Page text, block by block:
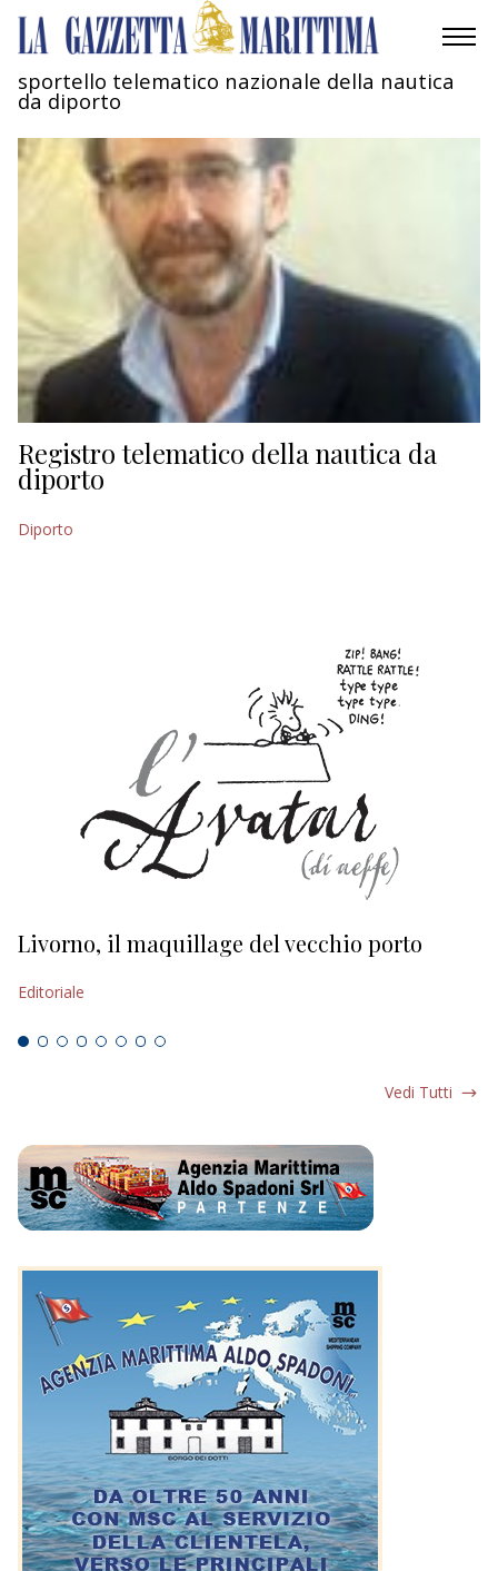
AMBIENTE
MOBILITÀ
INDUSTRIA
ECONOMIA
TURISMO
CULTURA
NAUTICA
EDITORIALI
sportello telematico nazionale della nautica
da diporto
Registro telematico della nautica da
diporto
Diporto
Livorno, il maquillage del vecchio porto
Editoriale
Vedi Tutti